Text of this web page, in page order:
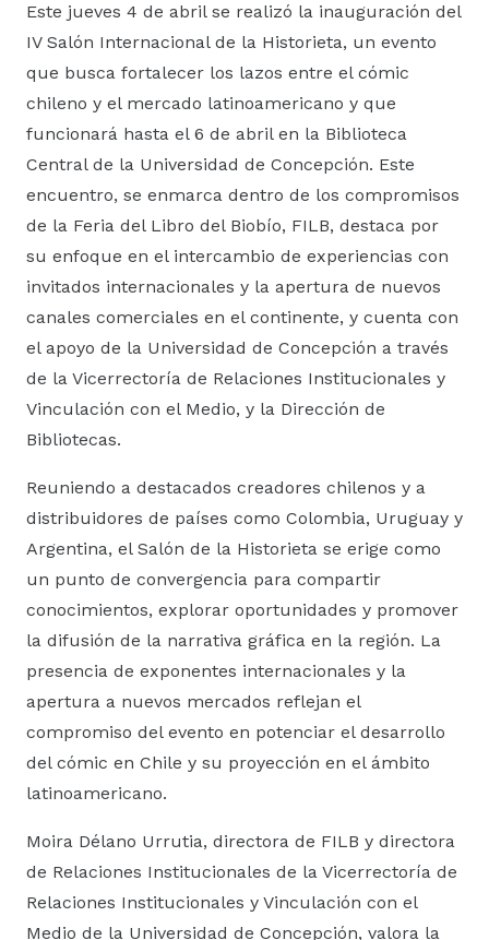
Este jueves 4 de abril se realizó la inauguración del
IV Salón Internacional de la Historieta, un evento
que busca fortalecer los lazos entre el cómic
chileno y el mercado latinoamericano y que
funcionará hasta el 6 de abril en la Biblioteca
Central de la Universidad de Concepción. Este
encuentro, se enmarca dentro de los compromisos
de la Feria del Libro del Biobío, FILB, destaca por
su enfoque en el intercambio de experiencias con
invitados internacionales y la apertura de nuevos
canales comerciales en el continente, y cuenta con
el apoyo de la Universidad de Concepción a través
de la Vicerrectoría de Relaciones Institucionales y
Vinculación con el Medio, y la Dirección de
Bibliotecas.
Reuniendo a destacados creadores chilenos y a
distribuidores de países como Colombia, Uruguay y
Argentina, el Salón de la Historieta se erige como
un punto de convergencia para compartir
conocimientos, explorar oportunidades y promover
la difusión de la narrativa gráfica en la región. La
presencia de exponentes internacionales y la
apertura a nuevos mercados reflejan el
compromiso del evento en potenciar el desarrollo
del cómic en Chile y su proyección en el ámbito
latinoamericano.
Moira Délano Urrutia, directora de FILB y directora
de Relaciones Institucionales de la Vicerrectoría de
Relaciones Institucionales y Vinculación con el
Medio de la Universidad de Concepción, valora la